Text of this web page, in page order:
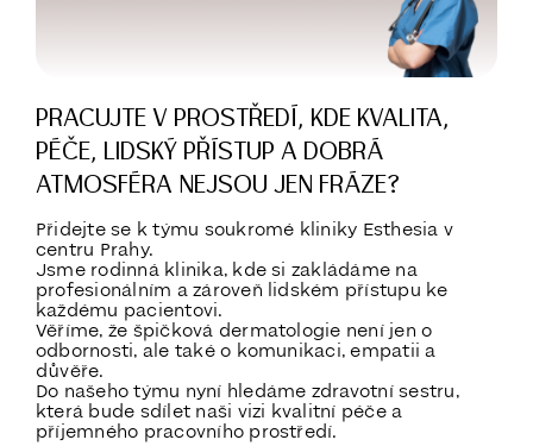
PRACUJTE V PROSTŘEDÍ, KDE KVALITA,
PÉČE, LIDSKÝ PŘÍSTUP A DOBRÁ
ATMOSFÉRA NEJSOU JEN FRÁZE?
Přidejte se k týmu soukromé kliniky Esthesia v
centru Prahy.
Jsme rodinná klinika, kde si zakládáme na
profesionálním a zároveň lidském přístupu ke
každému pacientovi.
Věříme, že špičková dermatologie není jen o
odbornosti, ale také o komunikaci, empatii a
důvěře.
Do našeho týmu nyní hledáme zdravotní sestru,
která bude sdílet naši vizi kvalitní péče a
příjemného pracovního prostředí.